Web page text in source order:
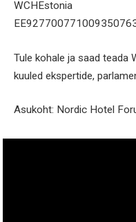
WCHEstonia
Tule kohale ja saad teada
kuuled ekspertide,
Asukoht: Nordic Hotel